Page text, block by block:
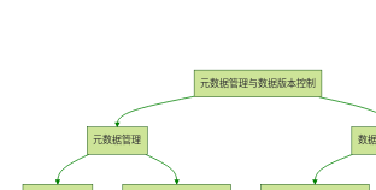
元数据管理与数据版本控制
元数据管理 数